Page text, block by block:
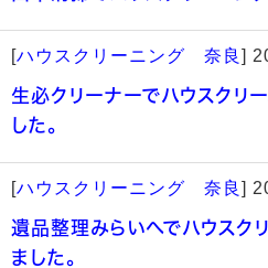
[ハウスクリーニング 奈良 ]
生必クリーナーでハウスクリ
した。
[ハウスクリーニング 奈良 ]
遺品整理みらいへでハウスク
ました。